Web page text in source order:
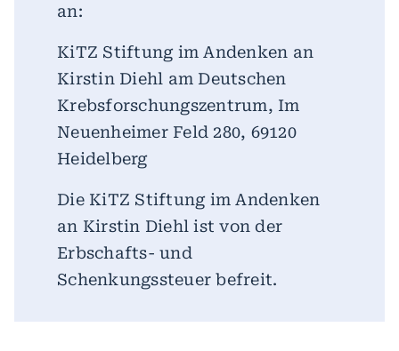
an:
KiTZ Stiftung im Andenken an
Kirstin Diehl am Deutschen
Krebsforschungszentrum, Im
Neuenheimer Feld 280, 69120
Heidelberg
Die KiTZ Stiftung im Andenken
an Kirstin Diehl ist von der
Erbschafts- und
Schenkungssteuer befreit.